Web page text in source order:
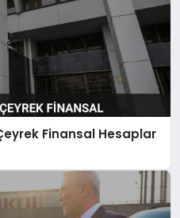
Finansal Hesaplar